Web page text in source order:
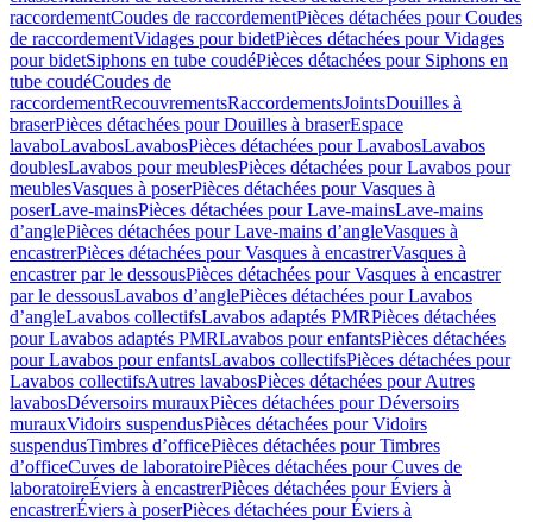
raccordementCoudes de raccordementPièces détachées pour Coudes
de raccordementVidages pour bidetPièces détachées pour Vidages
pour bidetSiphons en tube coudéPièces détachées pour Siphons en
tube coudéCoudes de
raccordementRecouvrementsRaccordementsJointsDouilles à
braserPièces détachées pour Douilles à braserEspace
lavaboLavabosLavabosPièces détachées pour LavabosLavabos
doublesLavabos pour meublesPièces détachées pour Lavabos pour
meublesVasques à poserPièces détachées pour Vasques à
poserLave-mainsPièces détachées pour Lave-mainsLave-mains
d’anglePièces détachées pour Lave-mains d’angleVasques à
encastrerPièces détachées pour Vasques à encastrerVasques à
encastrer par le dessousPièces détachées pour Vasques à encastrer
par le dessousLavabos d’anglePièces détachées pour Lavabos
d’angleLavabos collectifsLavabos adaptés PMRPièces détachées
pour Lavabos adaptés PMRLavabos pour enfantsPièces détachées
pour Lavabos pour enfantsLavabos collectifsPièces détachées pour
Lavabos collectifsAutres lavabosPièces détachées pour Autres
lavabosDéversoirs murauxPièces détachées pour Déversoirs
murauxVidoirs suspendusPièces détachées pour Vidoirs
suspendusTimbres dʼofficePièces détachées pour Timbres
dʼofficeCuves de laboratoirePièces détachées pour Cuves de
laboratoireÉviers à encastrerPièces détachées pour Éviers à
encastrerÉviers à poserPièces détachées pour Éviers à